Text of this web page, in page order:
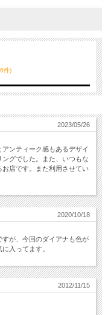
件)
2023/05/26
ンティーク感もあるデザイ
グでした。また、いつもな
店です。また利用させてい
2020/10/18
が、今回のダイアナも色が
入ってます。
2012/11/15